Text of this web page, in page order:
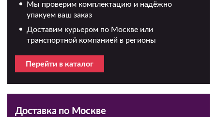
Мы проверим комплектацию и надёжно
упакуем ваш заказ
Доставим курьером по Москве или
транспортной компанией в регионы
Перейти в каталог
Доставка по Москве